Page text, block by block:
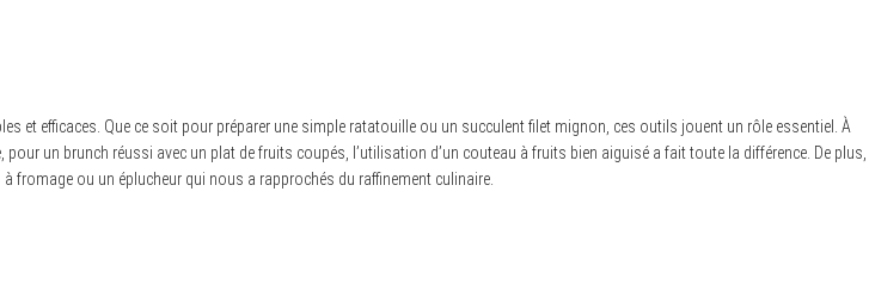
efficaces. Que ce soit pour préparer une simple ratatouille ou un succulent filet mignon, ces outils jouent un rôle essentiel. À
un brunch réussi avec un plat de fruits coupés, l’utilisation d’un couteau à fruits bien aiguisé a fait toute la différence. De plus,
ou un éplucheur qui nous a rapprochés du raffinement culinaire.